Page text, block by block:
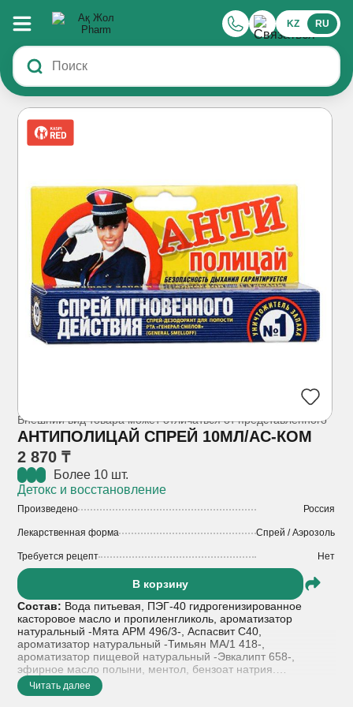
KZ RU
Внешний вид товара может отличаться от представленного
АНТИПОЛИЦАЙ СПРЕЙ 10МЛ/АС-КОМ
2 870 ₸
Более 10 шт.
Детокс и восстановление
Произведено Россия
Лекарственная форма Спрей / Аэрозоль
Требуется рецепт Нет
В корзину
Состав: Вода питьевая, ПЭГ-40 гидрогенизированное
касторовое масло и пропиленгликоль, ароматизатор
натуральный -Мята АРМ 496/3-, Аспасвит С40,
ароматизатор натуральный -Тимьян МА/1 418-,
ароматизатор пищевой натуральный -Эвкалипт 658-,
эфирное масло полыни, ментол, бензоат натрия.
Лекарственная форма:
Читать далее